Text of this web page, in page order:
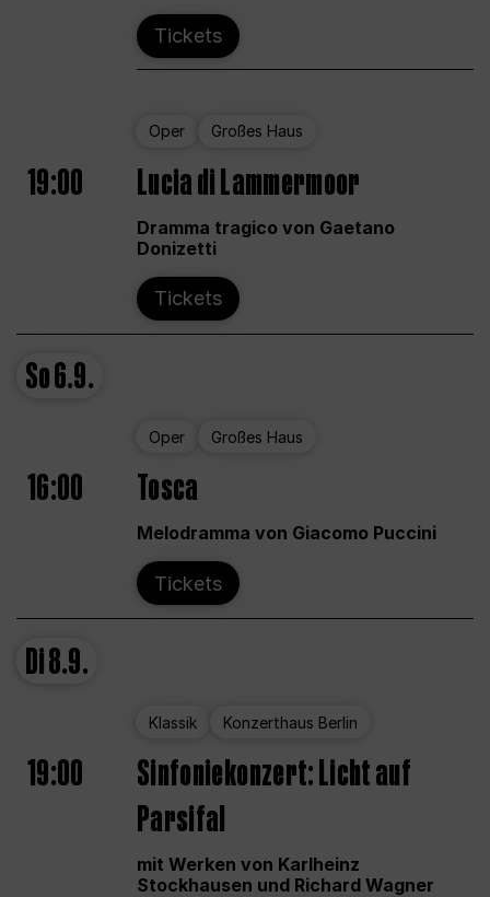
Tickets
Oper Großes Haus
19:00 Lucia di Lammermoor
Dramma tragico von Gaetano
Donizetti
Tickets
So6.9.
Oper Großes Haus
16:00 Tosca
Melodramma von Giacomo Puccini
Tickets
Di8.9.
Klassik Konzerthaus Berlin
19:00
Sinfoniekonzert: Licht auf
Parsifal
mit Werken von Karlheinz
Stockhausen und Richard Wagner